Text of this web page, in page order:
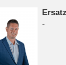
-